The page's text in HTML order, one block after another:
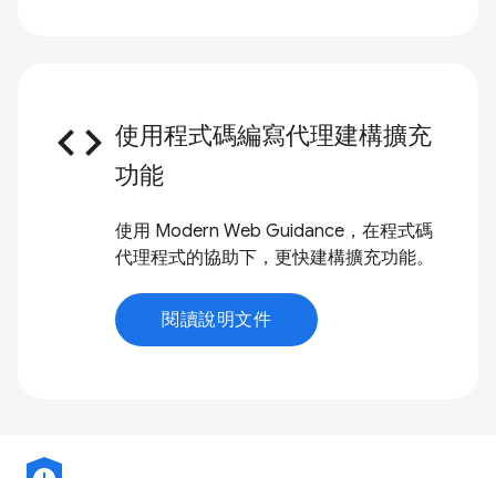
code 使用程式碼編寫代理建構擴充
功能
使用 Modern Web Guidance，在程式碼
代理程式的協助下，更快建構擴充功能。
閱讀說明文件